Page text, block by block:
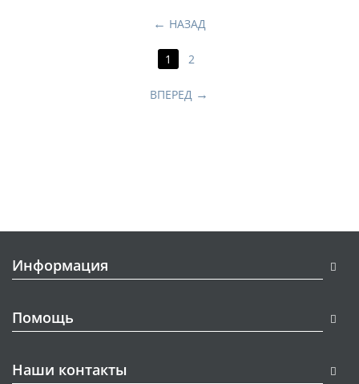
НАЗАД
1 2
ВПЕРЕД
Информация
Помощь
Наши контакты